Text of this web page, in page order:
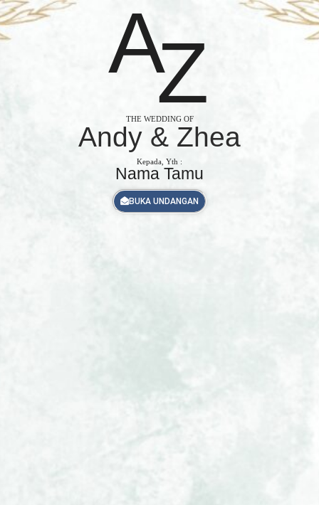
AZ
THE WEDDING OF
Andy & Zhea
Kepada, Yth :
Nama Tamu
BUKA UNDANGAN